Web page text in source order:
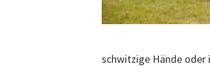
schwitzige Hände oder